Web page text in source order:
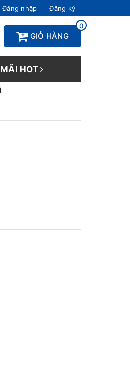
Đăng nhập Đăng ký
0
GIỎ HÀNG
HOT